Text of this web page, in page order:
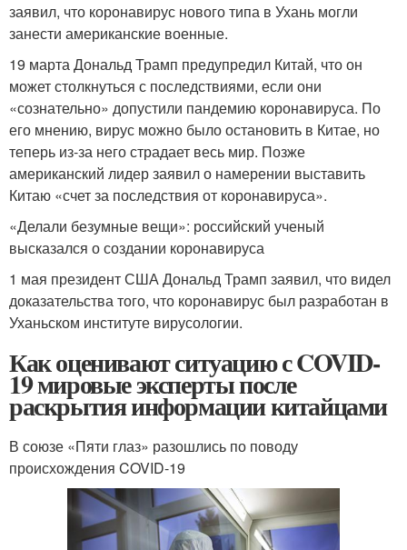
заявил, что коронавирус нового типа в Ухань могли
занести американские военные.
19 марта Дональд Трамп предупредил Китай, что он
может столкнуться с последствиями, если они
«сознательно» допустили пандемию коронавируса. По
его мнению, вирус можно было остановить в Китае, но
теперь из-за него страдает весь мир. Позже
американский лидер заявил о намерении выставить
Китаю «счет за последствия от коронавируса».
«Делали безумные вещи»: российский ученый
высказался о создании коронавируса
1 мая президент США Дональд Трамп заявил, что видел
доказательства того, что коронавирус был разработан в
Уханьском институте вирусологии.
Как оценивают ситуацию с COVID-
19 мировые эксперты после
раскрытия информации китайцами
В союзе «Пяти глаз» разошлись по поводу
происхождения COVID-19